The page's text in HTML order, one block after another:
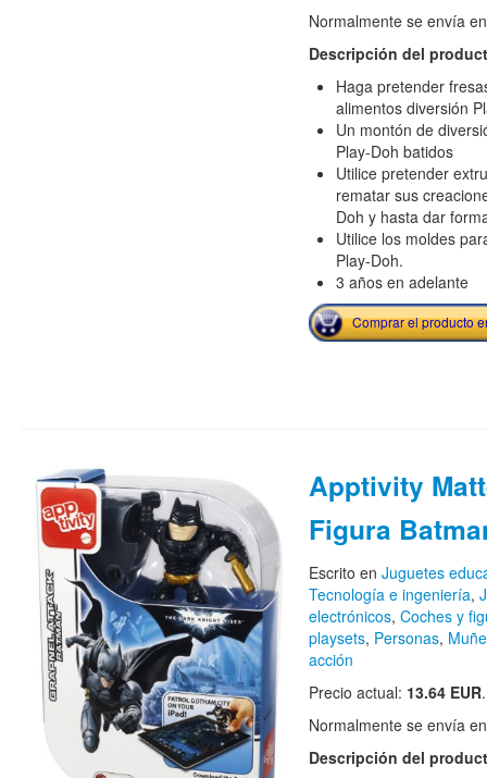
Normalmente se envía
Descripción del
Haga pretender
alimentos diversión
Un montón de
Play-Doh batidos
Utilice pretender
rematar sus
Doh y hasta dar
Utilice los moldes
Play-Doh.
3 años en adelante
Comprar el producto
Apptivity
Figura
Escrito en Juguetes
Tecnología e ingeniería,
electrónicos, Coches y
playsets, Personas,
acción
Precio actual: 13.64 EUR.
Normalmente se envía
Descripción del